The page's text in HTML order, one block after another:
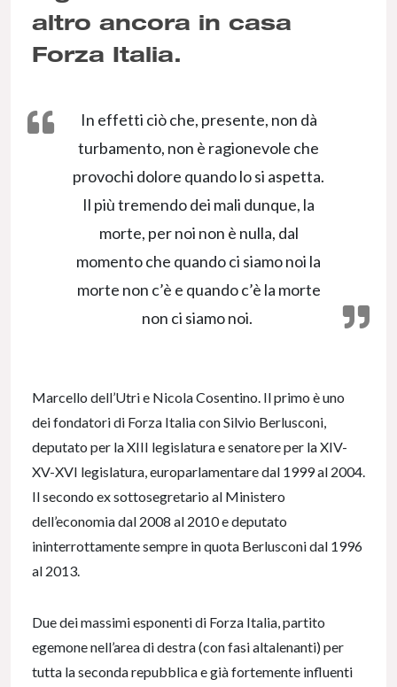
altro ancora in casa
Forza Italia.
In effetti ciò che, presente, non dà
turbamento, non è ragionevole che
provochi dolore quando lo si aspetta.
Il più tremendo dei mali dunque, la
morte, per noi non è nulla, dal
momento che quando ci siamo noi la
morte non c’è e quando c’è la morte
non ci siamo noi.
Marcello dell’Utri e Nicola Cosentino. Il primo è uno
dei fondatori di Forza Italia con Silvio Berlusconi,
deputato per la XIII legislatura e senatore per la XIV-
XV-XVI legislatura, europarlamentare dal 1999 al 2004.
Il secondo ex sottosegretario al Ministero
dell’economia dal 2008 al 2010 e deputato
ininterrottamente sempre in quota Berlusconi dal 1996
al 2013.
Due dei massimi esponenti di Forza Italia, partito
egemone nell’area di destra (con fasi altalenanti) per
tutta la seconda repubblica e già fortemente influenti